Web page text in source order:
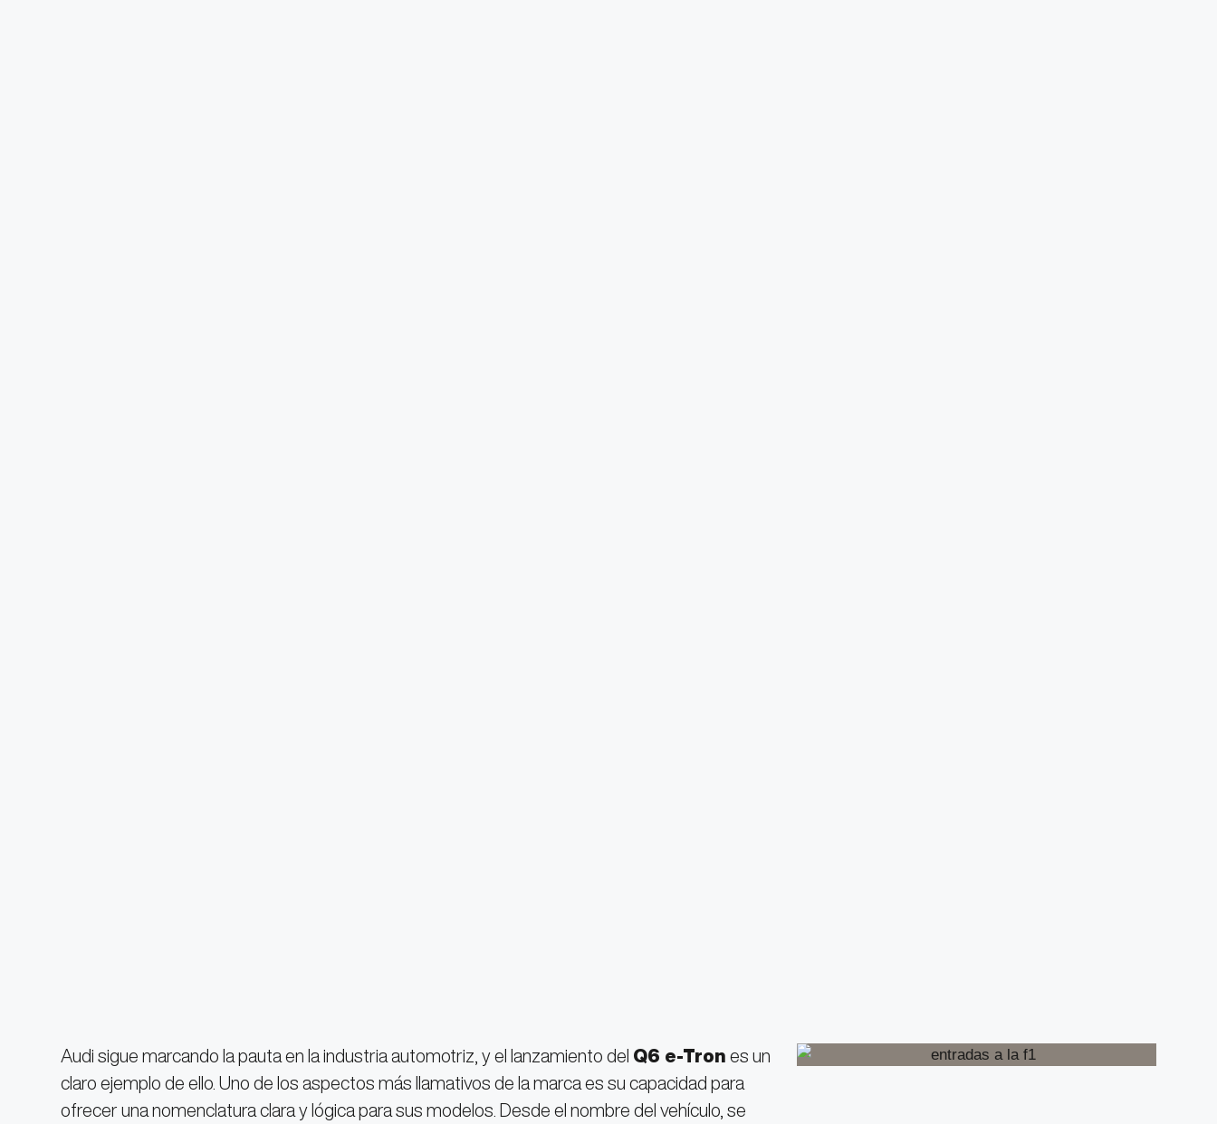
Audi sigue marcando la pauta en la industria automotriz, y el lanzamiento del Q6 e-Tron es un
claro ejemplo de ello. Uno de los aspectos más llamativos de la marca es su capacidad para
ofrecer una nomenclatura clara y lógica para sus modelos. Desde el nombre del vehículo, se